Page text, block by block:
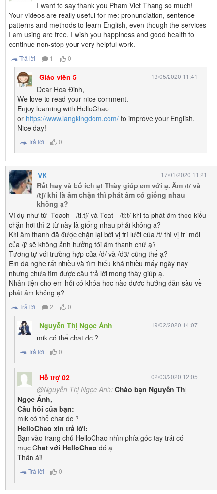
I want to say thank you Pham Viet Thang so much!
Your videos are really useful for me: pronunciation, sentence
patterns and methods to learn English, even though the services
I am using are free. I wish you happiness and good health to
continue non-stop your very helpful work.
Trả lời 1 0
Giáo viên 5 13/05/2020 11:41
Dear Hoa Đinh,
We love to read your nice comment.
Enjoy learning with HelloChao
or https://www.langkingdom.com/ to improve your English.
Nice day!
Trả lời 0
VK 17/01/2020 11:21
Rất hay và bổ ích ạ! Thày giúp em với ạ. Âm /t/ và
/tʃ/ khi là âm chặn thì phát âm có giống nhau
không ạ?
Ví dụ như từ Teach - /tiːtʃ/ và Teat - /ti:t/ khi ta phát âm theo kiểu
chặn hơi thì 2 từ này là giống nhau phải không ạ?
Khi âm thanh đã được chặn lại bởi vị trí lưỡi của /t/ thì vị trí môi
của /ʃ/ sẽ không ảnh hưởng tới âm thanh chứ ạ?
Tương tự với trường hợp của /d/ và /d3/ cũng thế ạ?
Em đã nghe rất nhiều và tìm hiểu khá nhiều mấy ngày nay
nhưng chưa tìm được câu trả lời mong thày giúp ạ.
Nhân tiện cho em hỏi có khóa học nào được hướng dẫn sâu về
phát âm không ạ?
Trả lời 2 0
Nguyễn Thị Ngọc Ánh 19/02/2020 14:07
mik có thể chat đc ?
Trả lời 0
Hỗ trợ 02 02/03/2020 12:05
@Nguyễn Thị Ngọc Ánh: Chào bạn Nguyễn Thị
Ngọc Ánh,
Câu hỏi của bạn:
mik có thể chat đc ?
HelloChao xin trả lời:
Bạn vào trang chủ HelloChao nhìn phía góc tay trái có
mục Chat với HelloChao đó ạ
Thân ái!
Trả lời 0